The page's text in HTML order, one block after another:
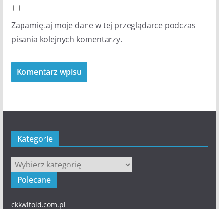
Zapamiętaj moje dane w tej przeglądarce podczas
pisania kolejnych komentarzy.
Kategorie
Kategorie
Polecane
ckkwitold.com.pl